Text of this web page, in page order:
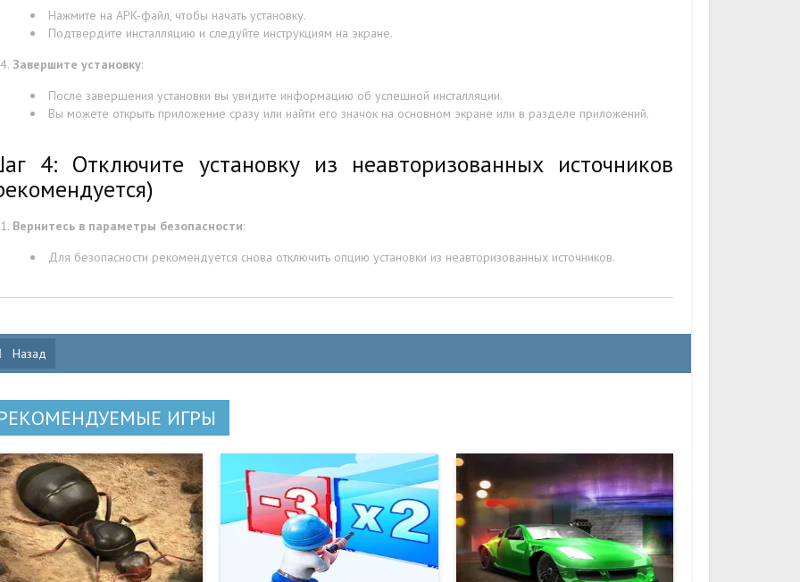
Нажмите на APK-файл, чтобы начать установку.
Подтвердите инсталляцию и следуйте инструкциям на экране.
Завершите установку:
После завершения установки вы увидите информацию об успешной инсталляции.
Вы можете открыть приложение сразу или найти его значок на основном экране или в разделе приложений.
4: Отключите установку из неавторизованных источников
Вернитесь в параметры безопасности:
Для безопасности рекомендуется снова отключить опцию установки из неавторизованных источников.
Назад
ИГРЫ